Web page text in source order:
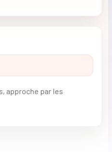
approche par les